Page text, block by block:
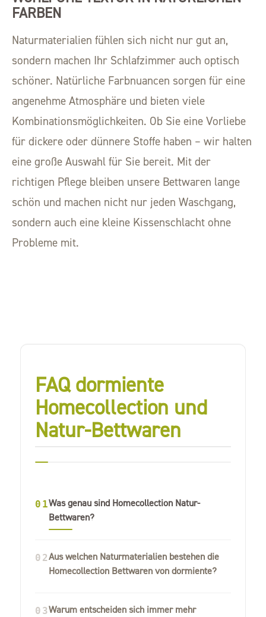
FARBEN
Naturmaterialien fühlen sich nicht nur gut an,
sondern machen Ihr Schlafzimmer auch optisch
schöner. Natürliche Farbnuancen sorgen für eine
angenehme Atmosphäre und bieten viele
Kombinationsmöglichkeiten. Ob Sie eine Vorliebe
für dickere oder dünnere Stoffe haben – wir halten
eine große Auswahl für Sie bereit. Mit der
richtigen Pflege bleiben unsere Bettwaren lange
schön und machen nicht nur jeden Waschgang,
sondern auch eine kleine Kissenschlacht ohne
Probleme mit.
FAQ dormiente
Homecollection und
Natur-Bettwaren
01Was genau sind Homecollection Natur-
Bettwaren?
02Aus welchen Naturmaterialien bestehen die
Homecollection Bettwaren von dormiente?
03Warum entscheiden sich immer mehr